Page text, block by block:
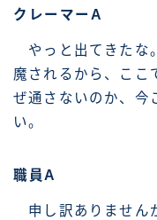
クレーマーA
やっと出てきたな
魔されるから、ここ
ぜ通さないのか、今
い。
職員A
申し訳ありません